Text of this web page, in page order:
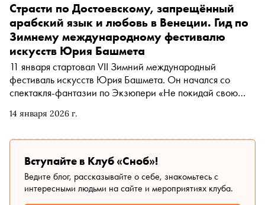
14 января 2026 г.
Страсти по Достоевскому, запрещённый
арабский язык и любовь в Венеции. Гид по
Зимнему международному фестивалю
искусств Юрия Башмета
11 января стартовал VII Зимний международный
фестиваль искусств Юрия Башмета. Он начался со
спектакля-фантазии по Экзюпери «Не покидай свою
Хабенский, интервью с которым украсило 112-й номер
события Фестиваля — спектакли по Достоевскому,
концерты венецианской барочной классики и арабской
поэзии на запрещённом языке, оперы о лихих страницах
русской истории — и составили по ним гид
Вступайте в Клуб «Сноб»!
Ведите блог, рассказывайте о себе, знакомьтесь с
интересными людьми на сайте и мероприятиях клуба.